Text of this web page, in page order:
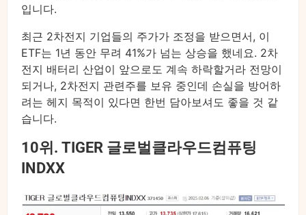
입니다.
최근 2차전지 기업들의 주가가 조정을 받으면서, 이
ETF는 1년 동안 무려 41%가 넘는 상승을 했네요. 2차
전지 배터리 산업이 앞으로도 계속 하락할거라 전망이
되거나, 2차전지 관련주를 보유 중인데 손실을 방어하
려는 헤지 목적이 있다면 한번 담아보셔도 좋을 것 같
습니다.
10위. TIGER 글로벌클라우드컴퓨팅
INDXX